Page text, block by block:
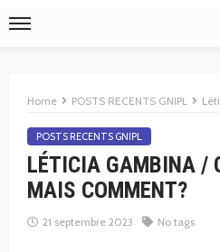
Home POSTS RECENTS GNIPL
POSTS RECENTS GNIPL
LÉTICIA GAMBINA /
MAIS COMMENT?
21 septembre 2023 No tags